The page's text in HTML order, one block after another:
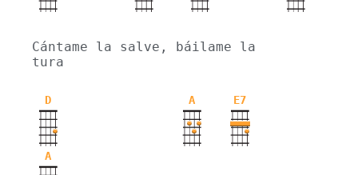
Cántame la salve, báilame la
tura
D A E7
A